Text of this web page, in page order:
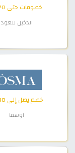
خصومات حتى 70%
الدخيل للعود
خصم يصل إلى 80%
اوسما